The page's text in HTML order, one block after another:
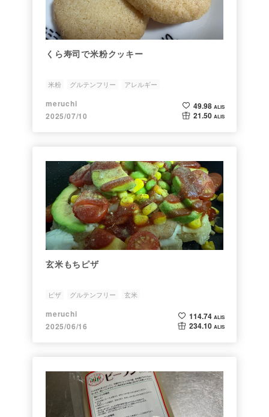
くら寿司で米粉クッキー
米粉 グルテンフリー アレルギー
meruchi
2025/07/10
49.98 ALIS
21.50 ALIS
玄米もちピザ
ピザ グルテンフリー 玄米
meruchi
2025/06/16
114.74 ALIS
234.10 ALIS